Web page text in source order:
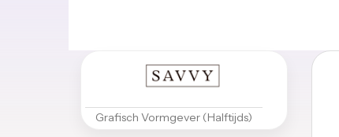
Grafisch Vormgever (Halftijds)